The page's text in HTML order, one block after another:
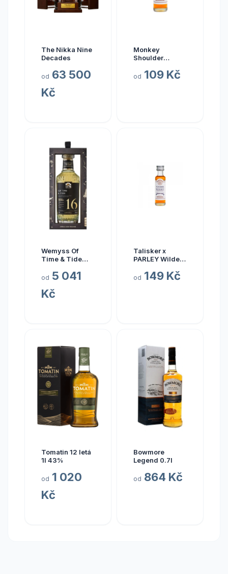
The Nikka Nine
Decades
od 63 500
Kč
Monkey
Shoulder
MONKEY batch
od 109 Kč
Wemyss Of
Time & Tide
od 5 041
Kč
Talisker x
PARLEY Wilder
whisky
od 149 Kč
Tomatin 12 letá
1l 43%
od 1 020
Kč
Bowmore
Legend 0.7l
od 864 Kč